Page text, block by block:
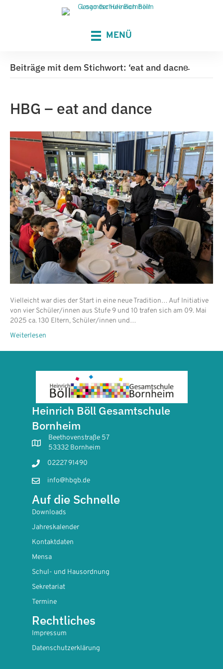
MENÜ
Beiträge mit dem Stichwort: ‘eat and dacne̵
HBG – eat and dance
Vielleicht war dies der Start in eine neue Tradition… Auf Initiative
von vier Schüler/innen aus Stufe 9 und 10 trafen sich am 09. Mai
2025 ca. 130 Eltern, Schüler/innen und…
Weiterlesen
Heinrich Böll Gesamtschule
Bornheim
Beethovenstraße 57
53332 Bornheim
02227 91490
info@hbgb.de
Auf die Schnelle
Downloads
Jahreskalender
Kontaktdaten
Mensa
Schul- und Hausordnung
Sekretariat
Termine
Rechtliches
Impressum
Datenschutzerklärung